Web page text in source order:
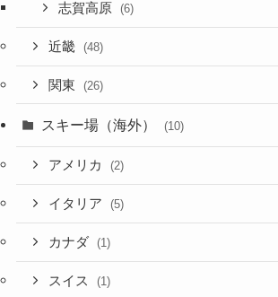
志賀高原 (6)
近畿 (48)
関東 (26)
スキー場（海外） (10)
アメリカ (2)
イタリア (5)
カナダ (1)
スイス (1)